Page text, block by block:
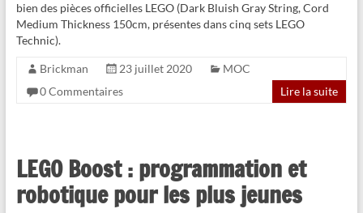
bien des pièces officielles LEGO (Dark Bluish Gray String, Cord
Medium Thickness 150cm, présentes dans cinq sets LEGO
Technic).
Brickman 23 juillet 2020
MOC
0 Commentaires
Lire la suite
LEGO Boost : programmation et
robotique pour les plus jeunes